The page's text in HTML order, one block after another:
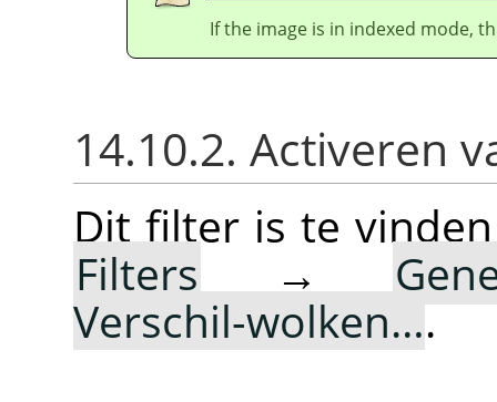
If the image is in indexed mode,
14.10.2. Activeren
Dit filter is te
Filters →
Verschil-wolken….